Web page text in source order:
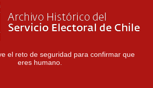
el reto de seguridad para confirmar que
eres humano.